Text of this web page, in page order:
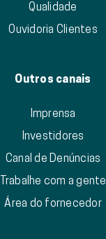
Qualidade
Ouvidoria Clientes
Outros canais
Imprensa
Investidores
Canal de Denúncias
Trabalhe com a gente
Área do fornecedor